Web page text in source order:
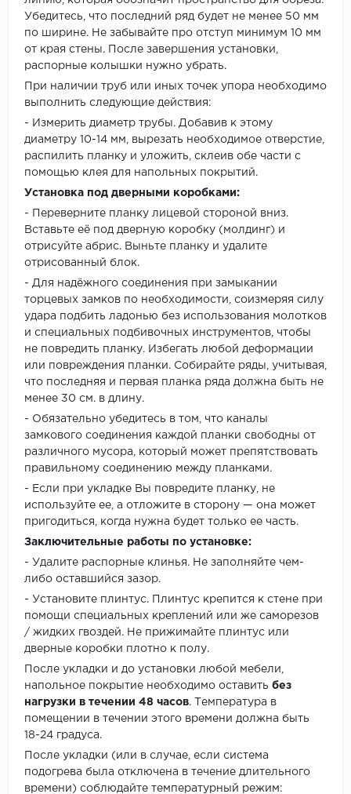
Убедитесь, что последний ряд будет не менее 50 мм
по ширине. Не забывайте про отступ минимум 10 мм
от края стены. После завершения установки,
распорные колышки нужно убрать.
При наличии труб или иных точек упора необходимо
выполнить следующие действия:
- Измерить диаметр трубы. Добавив к этому
диаметру 10-14 мм, вырезать необходимое отверстие,
распилить планку и уложить, склеив обе части с
помощью клея для напольных покрытий.
Установка под дверными коробками:
- Переверните планку лицевой стороной вниз.
Вставьте её под дверную коробку (молдинг) и
отрисуйте абрис. Выньте планку и удалите
отрисованный блок.
- Для надёжного соединения при замыкании
торцевых замков по необходимости, соизмеряя силу
удара подбить ладонью без использования молотков
и специальных подбивочных инструментов, чтобы
не повредить планку. Избегать любой деформации
или повреждения планки. Собирайте ряды, учитывая,
что последняя и первая планка ряда должна быть не
менее 30 см. в длину.
- Обязательно убедитесь в том, что каналы
замкового соединения каждой планки свободны от
различного мусора, который может препятствовать
правильному соединению между планками.
- Если при укладке Вы повредите планку, не
используйте ее, а отложите в сторону — она может
пригодиться, когда нужна будет только ее часть.
Заключительные работы по установке:
- Удалите распорные клинья. Не заполняйте чем-
либо оставшийся зазор.
- Установите плинтус. Плинтус крепится к стене при
помощи специальных креплений или же саморезов
/ жидких гвоздей. Не прижимайте плинтус или
дверные коробки плотно к полу.
После укладки и до установки любой мебели,
напольное покрытие необходимо оставить без
нагрузки в течении 48 часов. Температура в
помещении в течении этого времени должна быть
18-24 градуса.
После укладки (или в случае, если система
подогрева была отключена в течение длительного
времени) соблюдайте температурный режим: